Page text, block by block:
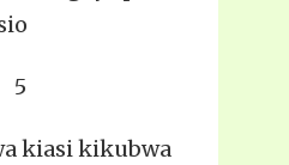
5
kiasi kikubwa